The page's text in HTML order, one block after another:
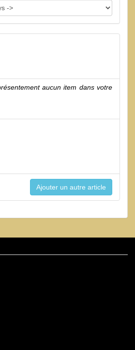
aucun item dans votre